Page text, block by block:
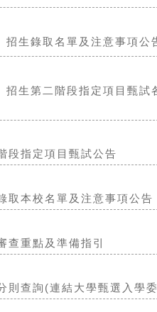
生錄取名單及注意事項公
招生第二階段指定項目甄
段指定項目甄試公告
取本校名單及注意事項公告
查重點及準備指引
則查詢(連結大學甄選入學